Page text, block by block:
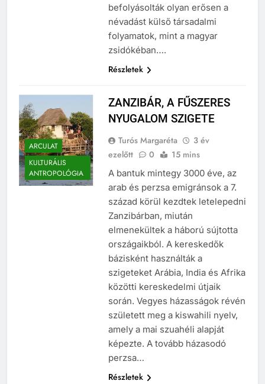
befolyásolták olyan erősen a
névadást külső társadalmi
folyamatok, mint a magyar
zsidókéban….
Részletek
ARCULAT
KULTURÁLIS
ANTROPOLÓGIA
ZANZIBÁR, A FŰSZERES
NYUGALOM SZIGETE
Turós Margaréta
3 év
ezelőtt
0 15 mins
A bantuk mintegy 3000 éve, az
arab és perzsa emigránsok a 7.
század körül kezdtek letelepedni
Zanzibárban, miután
elmenekültek a háború sújtotta
országaikból. A kereskedők
bázisként használták a
szigeteket Arábia, India és Afrika
közötti kereskedelmi útjaik
során. Vegyes házasságok révén
született meg a kiswahili nyelv,
amely a mai szuahéli alapját
képezte. A tovább házasodó
perzsa…
Részletek